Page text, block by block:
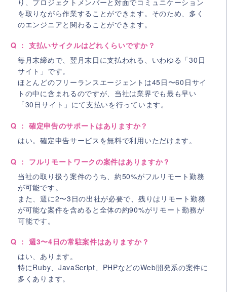
を取りながら作業することができます。そのため、多く
のエンジニアと関わることができます。
Q ： 支払いサイクルはどれくらいですか？
毎月末締めで、翌月末日に支払われる、いわゆる「30日
サイト」です。
ほとんどのフリーランスエージェントは45日〜60日サイ
トの中に含まれるのですが、当社は業界でも最も早い
「30日サイト」にて支払いを行っています。
Q ： 確定申告のサポートはありますか？
はい。確定申告サービスを無料で利用いただけます。
Q ： フルリモートワークの案件はありますか？
当社の取り扱う案件のうち、約50%がフルリモート勤務
が可能です。
また、週に2〜3日の出社が必要で、残りはリモート勤務
が可能な案件を含めると全体の約90%がリモート勤務が
可能です。
Q ： 週3〜4日の常駐案件はありますか？
はい、あります。
特にRuby、JavaScript、PHPなどのWeb開発系の案件に
多くあります。